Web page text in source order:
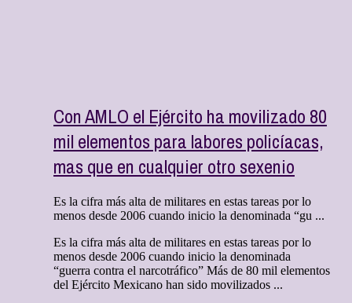
Con AMLO el Ejército ha movilizado 80
mil elementos para labores policíacas,
mas que en cualquier otro sexenio
Es la cifra más alta de militares en estas tareas por lo
menos desde 2006 cuando inicio la denominada “gu ...
Es la cifra más alta de militares en estas tareas por lo
menos desde 2006 cuando inicio la denominada
“guerra contra el narcotráfico” Más de 80 mil elementos
del Ejército Mexicano han sido movilizados ...